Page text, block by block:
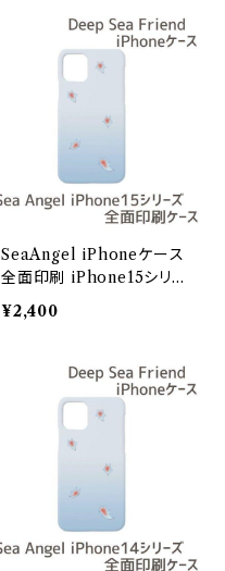
SeaAngel iPhoneケース
全面印刷 iPhone15シリー
ズ【Deep Sea Friends】/i
Phone15ProMax
¥2,400